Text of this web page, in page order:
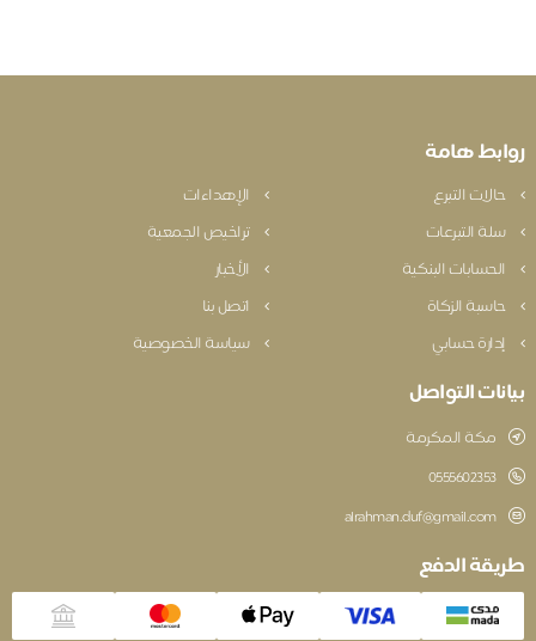
هامة
التبرع
الإهداءات
التبرعات
تراخيص الجمعية
البنكية
الأخبار
الزكاة
اتصل بنا
حسابي
سياسة الخصوصية
التواصل
مكة المكرمة
‎0555602353
alrahman.duf@gmail.com
الدفع